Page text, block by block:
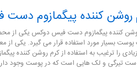
روشن کننده پیگمازوم
کننده پیگمازوم دست فیس دوکس یکی از
بسیار مورد استفاده قرار می گیرد. یکی از
زیادی را ترغیب به استفاده از کرم روشن کننده
تیرگی و لک هایی است که در پوست وجود